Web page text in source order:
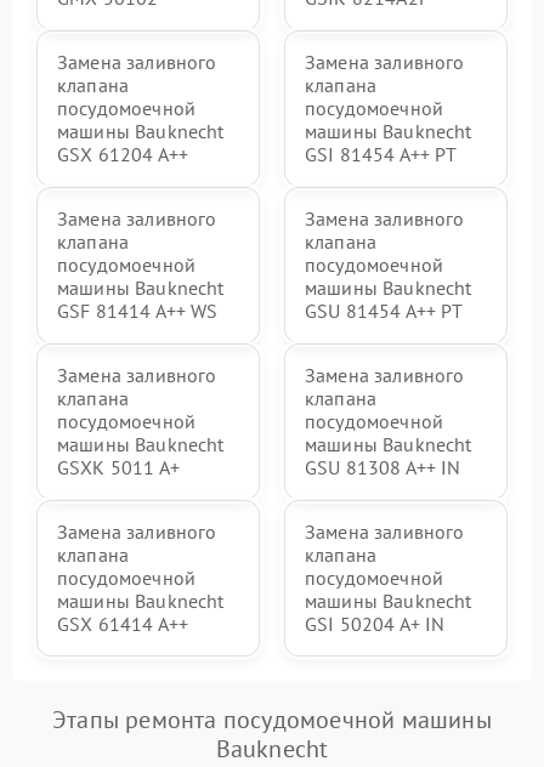
Замена заливного
клапана
посудомоечной
машины Bauknecht
GSX 61204 A++
Замена заливного
клапана
посудомоечной
машины Bauknecht
GSI 81454 A++ PT
Замена заливного
клапана
посудомоечной
машины Bauknecht
GSF 81414 A++ WS
Замена заливного
клапана
посудомоечной
машины Bauknecht
GSU 81454 A++ PT
Замена заливного
клапана
посудомоечной
машины Bauknecht
GSXK 5011 A+
Замена заливного
клапана
посудомоечной
машины Bauknecht
GSU 81308 A++ IN
Замена заливного
клапана
посудомоечной
машины Bauknecht
GSX 61414 A++
Замена заливного
клапана
посудомоечной
машины Bauknecht
GSI 50204 A+ IN
Этапы ремонта посудомоечной машины
Bauknecht